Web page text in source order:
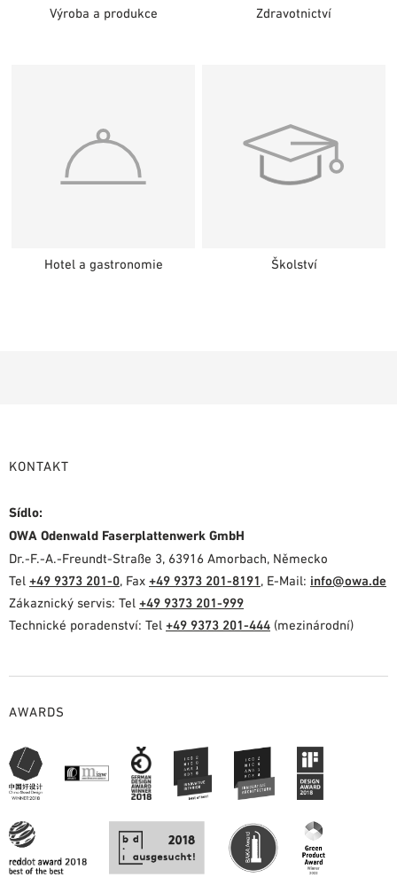
Výroba a produkce Zdravotnictví
Hotel a gastronomie Školství
KONTAKT
Sídlo:
OWA Odenwald Faserplattenwerk GmbH
Dr.-F.-A.-Freundt-Straße 3, 63916 Amorbach, Německo
Tel +49 9373 201-0, Fax +49 9373 201-8191, E-Mail: info@owa.de
Zákaznický servis: Tel +49 9373 201-999
Technické poradenství: Tel +49 9373 201-444 (mezinárodní)
AWARDS